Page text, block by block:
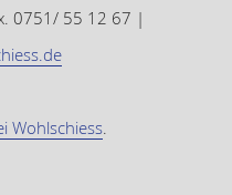
0751/ 55 12 67 |
Wohlschiess.